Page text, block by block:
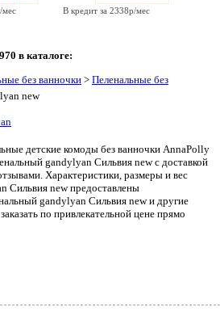
мес В кредит за 2338р/мес
в каталоге:
без ванночки > Пеленальные без
new
детские комоды без ванночки AnnaPolly
gandylyan Сильвия new с доставкой
Характеристики, размеры и вес
Сильвия new предоставлены
gandylyan Сильвия new и другие
по привлекательной цене прямо